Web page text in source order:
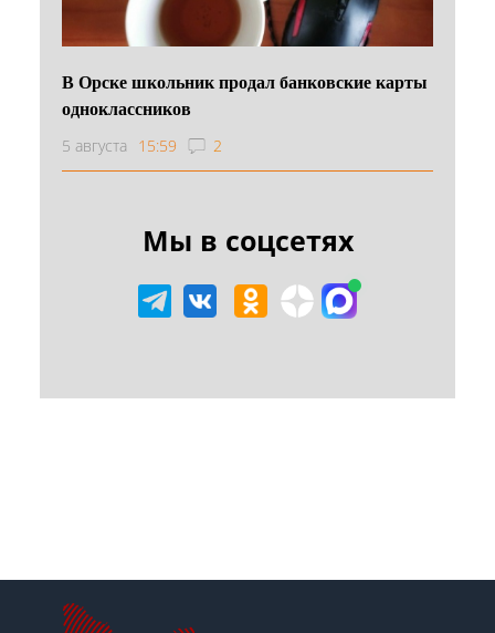
В Орске школьник продал банковские карты
одноклассников
5 августа 15:59 2
Мы в соцсетях